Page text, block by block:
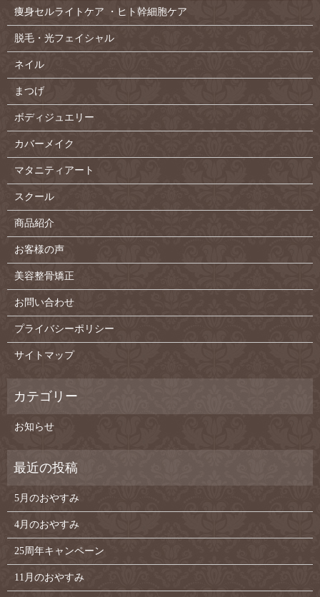
痩身セルライトケア ・ヒト幹細胞ケア
脱毛・光フェイシャル
ネイル
まつげ
ボディジュエリー
カバーメイク
マタニティアート
スクール
商品紹介
お客様の声
美容整骨矯正
お問い合わせ
プライバシーポリシー
サイトマップ
お知らせ
5月のおやすみ
4月のおやすみ
25周年キャンペーン
11月のおやすみ